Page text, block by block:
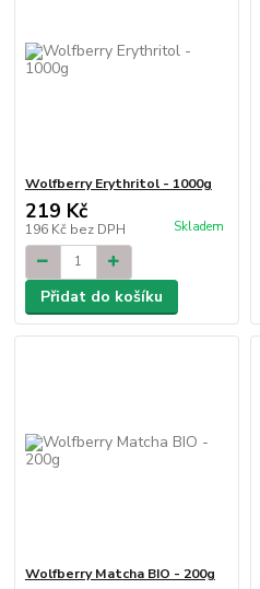
Wolfberry Erythritol - 1000g
219 Kč
196 Kč bez DPH Skladem
Přidat do košíku
Wolfberry Matcha BIO - 200g